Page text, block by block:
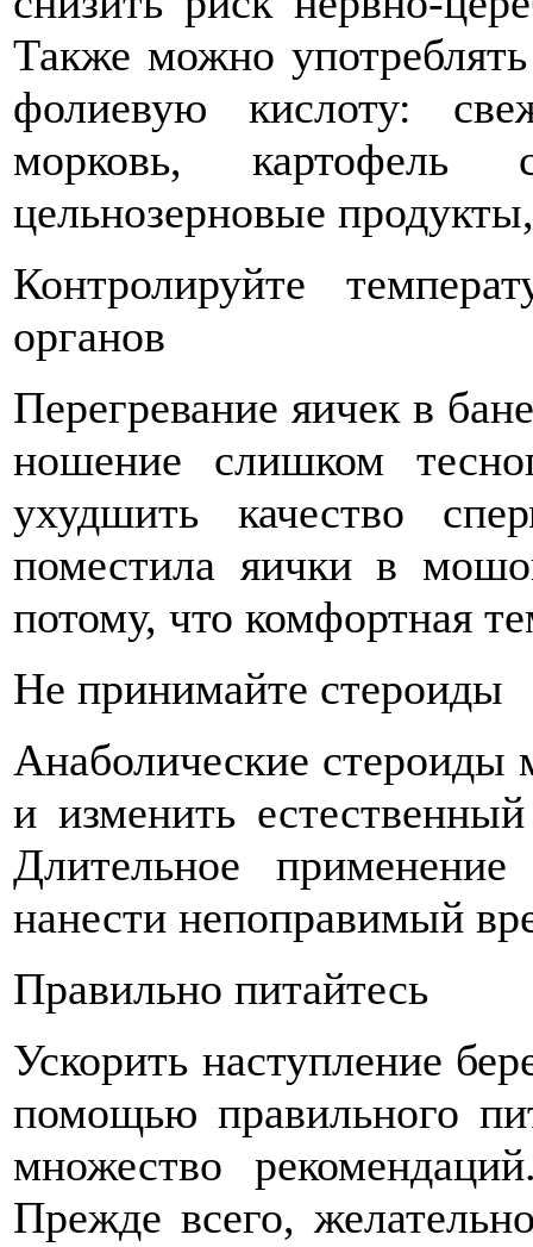
Также можно
фолиевую кислоту:
морковь,
цельнозерновые
Контролируйте
органов
Перегревание яичек в
ношение слишком
ухудшить качество
поместила яички в
потому, что комфортная
Не принимайте стероиды
Анаболические стероиды
и изменить
Длительное
нанести непоправимый
Правильно питайтесь
Ускорить наступление
помощью правильного
множество
Прежде всего,